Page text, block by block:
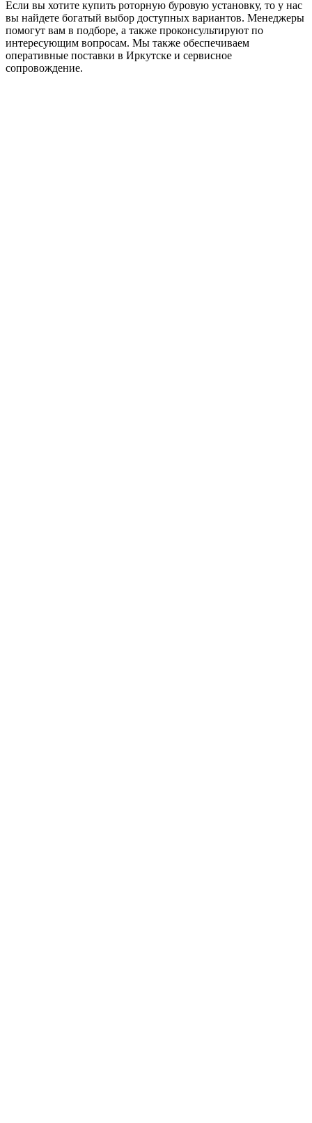
Если вы хотите купить роторную буровую установку, то у нас
вы найдете богатый выбор доступных вариантов. Менеджеры
помогут вам в подборе, а также проконсультируют по
интересующим вопросам. Мы также обеспечиваем
оперативные поставки в Иркутске и сервисное
сопровождение.